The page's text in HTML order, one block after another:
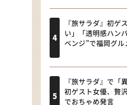
ＬＩＦＥ
新婚さん
ザキ山小
『旅サラダ』初ゲ
い」「透明感ハン
ベンジ”で福岡グル
『旅サラダ』で「
初ゲスト女優、贅
でおちゃめ発言